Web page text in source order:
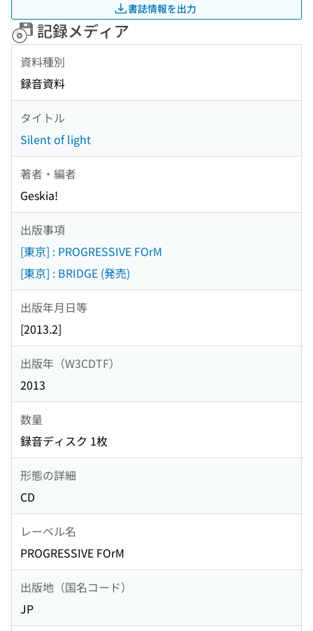
書誌情報を出力
記録メディア
資料種別
録音資料
タイトル
Silent of light
著者・編者
Geskia!
出版事項
[東京] : PROGRESSIVE FOrM
[東京] : BRIDGE (発売)
出版年月日等
[2013.2]
出版年（W3CDTF）
2013
数量
録音ディスク 1枚
形態の詳細
CD
レーベル名
PROGRESSIVE FOrM
出版地（国名コード）
JP